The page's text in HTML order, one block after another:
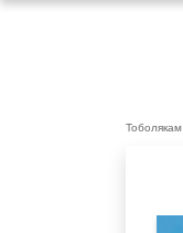
Тоболякам